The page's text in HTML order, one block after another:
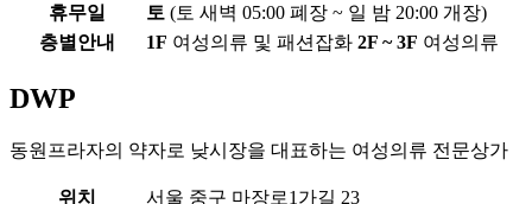
휴무일
토 (토 새벽 05:00 폐장 ~ 일 밤 20:00 개장)
층별안내
1F 여성의류 및 패션잡화 2F ~ 3F 여성의류
DWP
동원프라자의 약자로 낮시장을 대표하는 여성의류 전문상가
위치 서울 중구 마장로1가길 23